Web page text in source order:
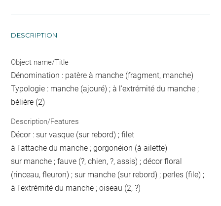
DESCRIPTION
Object name/Title
Dénomination : patère à manche (fragment, manche)
Typologie : manche (ajouré) ; à l'extrémité du manche ;
bélière (2)
Description/Features
Décor : sur vasque (sur rebord) ; filet
à l'attache du manche ; gorgonéion (à ailette)
sur manche ; fauve (?, chien, ?, assis) ; décor floral
(rinceau, fleuron) ; sur manche (sur rebord) ; perles (file) ;
à l'extrémité du manche ; oiseau (2, ?)